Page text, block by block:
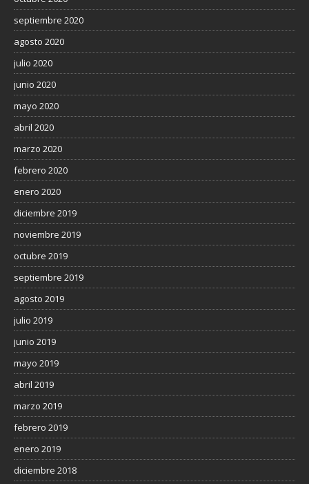
septiembre 2020
agosto 2020
julio 2020
junio 2020
mayo 2020
abril 2020
marzo 2020
febrero 2020
enero 2020
diciembre 2019
noviembre 2019
octubre 2019
septiembre 2019
agosto 2019
julio 2019
junio 2019
mayo 2019
abril 2019
marzo 2019
febrero 2019
enero 2019
diciembre 2018